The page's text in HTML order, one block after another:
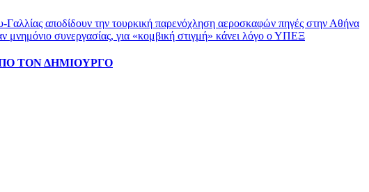
αποδίδουν την τουρκική παρενόχληση αεροσκαφών πηγές στην Αθήνα
μνημόνιο συνεργασίας, για «κομβική στιγμή» κάνει λόγο ο ΥΠΕΞ
ΤΟΝ ΔΗΜΙΟΥΡΓΟ